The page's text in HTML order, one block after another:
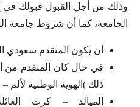
وذلك من أجل القبول قبولك
الجامعة، كما أن شروط جامعة
أن يكون المتقدم سعودي
في حال كان المتقدم من
ذلك )الهوية الوطنية لألم
الميالد – كرت